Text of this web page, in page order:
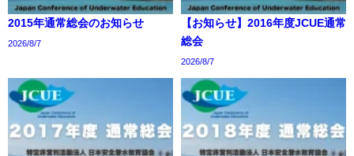
2015年通常総会のお知らせ
2026/8/7
【お知らせ】2016年度JCUE通常
総会
2026/8/7